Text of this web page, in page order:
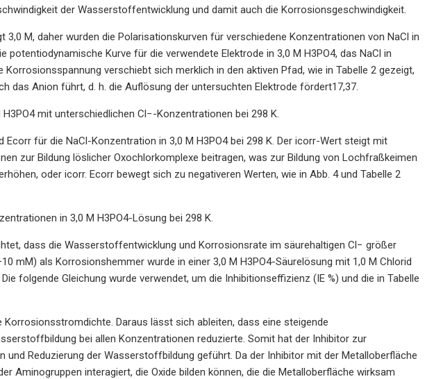
der Wasserstoffentwicklung und damit auch die Korrosionsgeschwindigkeit.
M, daher wurden die Polarisationskurven für verschiedene Konzentrationen von NaCl in
potentiodynamische Kurve für die verwendete Elektrode in 3,0 M H3PO4, das NaCl in
verschiebt sich merklich in den aktiven Pfad, wie in Tabelle 2 gezeigt,
das Anion führt, d. h. die Auflösung der untersuchten Elektrode fördert17,37.
mit unterschiedlichen Cl−-Konzentrationen bei 298 K.
für die NaCl-Konzentration in 3,0 M H3PO4 bei 298 K. Der icorr-Wert steigt mit
zur Bildung löslicher Oxochlorkomplexe beitragen, was zur Bildung von Lochfraßkeimen
oder icorr. Ecorr bewegt sich zu negativeren Werten, wie in Abb. 4 und Tabelle 2
in 3,0 M H3PO4-Lösung bei 298 K.
dass die Wasserstoffentwicklung und Korrosionsrate im säurehaltigen Cl− größer
mM) als Korrosionshemmer wurde in einer 3,0 M H3PO4-Säurelösung mit 1,0 M Chlorid
folgende Gleichung wurde verwendet, um die Inhibitionseffizienz (IE %) und die in Tabelle
Daraus lässt sich ableiten, dass eine steigende
bei allen Konzentrationen reduzierte. Somit hat der Inhibitor zur
Reduzierung der Wasserstoffbildung geführt. Da der Inhibitor mit der Metalloberfläche
Aminogruppen interagiert, die Oxide bilden können, die die Metalloberfläche wirksam